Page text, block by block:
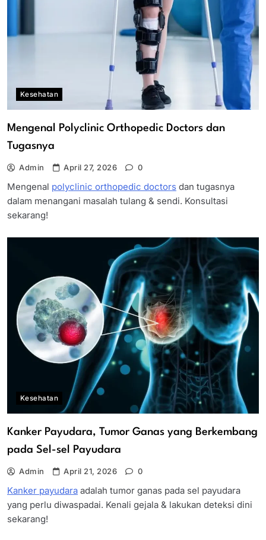
Kesehatan
Mengenal Polyclinic Orthopedic Doctors dan
Tugasnya
Admin April 27, 2026 0
Mengenal polyclinic orthopedic doctors dan tugasnya
dalam menangani masalah tulang & sendi. Konsultasi
sekarang!
Kesehatan
Kanker Payudara, Tumor Ganas yang Berkembang
pada Sel-sel Payudara
Admin April 21, 2026 0
Kanker payudara adalah tumor ganas pada sel payudara
yang perlu diwaspadai. Kenali gejala & lakukan deteksi dini
sekarang!